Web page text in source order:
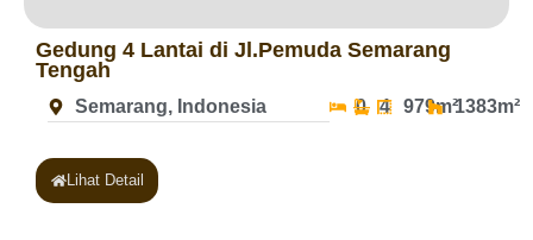
Gedung 4 Lantai di Jl.Pemuda Semarang
Tengah
Semarang, Indonesia 0 4 979m²1383m²
Lihat Detail